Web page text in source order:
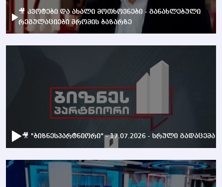
🎥 კვოტები და ახალი მოთხოვნები - განახლებული
რეგულაციები შრომის ბაზარზე
🎥 "ბიზნესპარტნიორი" - 17.07.2026 - სრული გადაცემა